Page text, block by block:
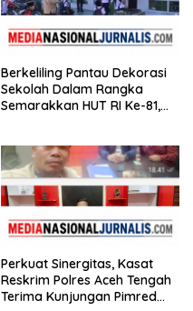
Berkeliling Pantau Dekorasi
Sekolah Dalam Rangka
Semarakkan HUT RI Ke-81,
Meriah
Perkuat Sinergitas, Kasat
Reskrim Polres Aceh Tengah
Terima Kunjungan Pimred